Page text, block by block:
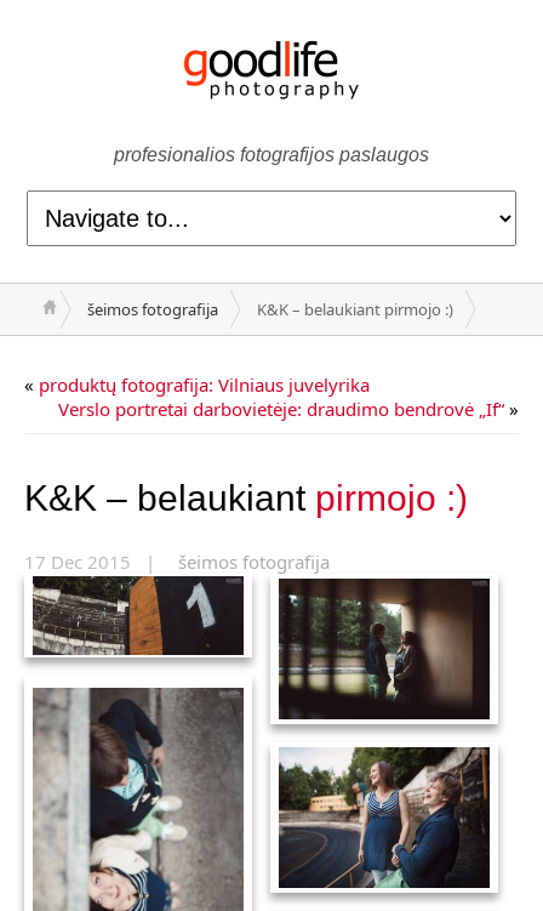
profesionalios fotografijos paslaugos
šeimos fotografija K&K – belaukiant pirmojo :)
« produktų fotografija: Vilniaus juvelyrika
Verslo portretai darbovietėje: draudimo bendrovė „If“ »
K&K – belaukiant pirmojo :)
17 Dec 2015 | šeimos fotografija